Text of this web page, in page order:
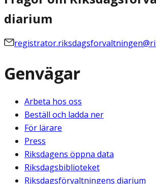
diarium
Genvägar
Arbeta hos oss
Beställ och ladda ner
För lärare
Press
Riksdagens öppna data
Riksdagsbiblioteket
Riksdagsförvaltningens diarium